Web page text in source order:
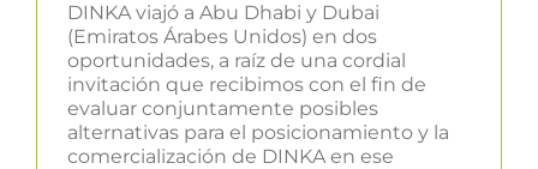
DINKA viajó a Abu Dhabi y Dubai
(Emiratos Árabes Unidos) en dos
oportunidades, a raíz de una cordial
invitación que recibimos con el fin de
evaluar conjuntamente posibles
alternativas para el posicionamiento y la
comercialización de DINKA en ese